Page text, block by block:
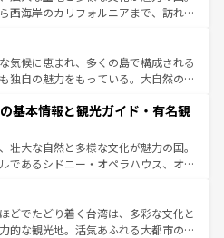
供のサービスもあり、うまく活用すれ
西海岸のカリフォルニアまで、訪れる
、観光、ショッピング、エンターテイ
刺激的なスポットだ。一方、アメリカ
がり、グランドキャニオンやイエロー
ズでは、音楽と美食が融合した独特の
はアメリカの各地域で異なる魅力を楽
様性と豊かな歴史を感じることができ
ードトリップや列車の旅も、アメリカ
気候に恵まれ、多くの島で構成される
独自の魅力をもっている。大自然の神
。また、定番の観光地といえばオアフ
を求めるならマウイ島やカウアイ島が
ドグリーンに輝く海をはじめ、豊かな
ている。「アロハスピリット」と呼ば
カルフードやハワイアンミュージッ
ンスなど、すべてがハワイの魅力を彩
びに新しい発見と感動が待っているハ
基本情報と観光ガイド・有名観
壮大な自然と多様な文化が魅力の国。
であるシドニー・オペラハウス、オー
央部にそびえるウルル（エアーズロッ
美しい原生林やケアンズの熱帯雨林な
さん。また、カフェやワイン、オージ
どでたどり着く台湾は、多彩な文化と
的な観光地。活気あふれる大都市の台